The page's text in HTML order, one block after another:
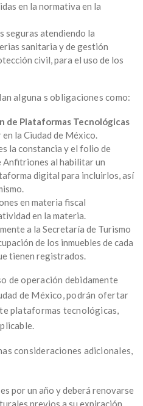
en la normativa en la
seguras atendiendo la
sanitaria y de gestión
civil, para el uso de los
alguna s obligaciones como:
de Plataformas Tecnológicas
la Ciudad de México.
la constancia y el folio de
Anfitriones al habilitar un
digital para incluirlos, así
en materia fiscal
en la materia.
a la Secretaría de Turismo
de los inmuebles de cada
tienen registrados.
de operación debidamente
de México, podrán ofertar
plataformas tecnológicas,
consideraciones adicionales,
por un año y deberá renovarse
previos a su expiración.